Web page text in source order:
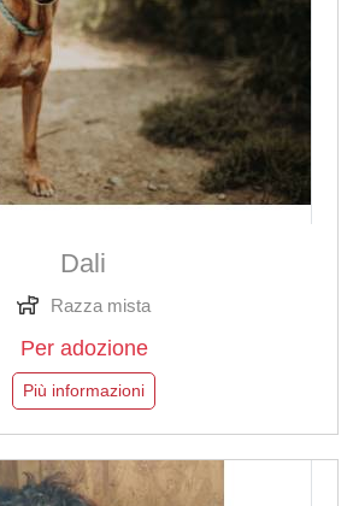
Dali
Razza mista
Per adozione
Più informazioni